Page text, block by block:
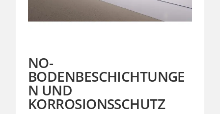
NO-
BODENBESCHICHTUNGE
N UND
KORROSIONSSCHUTZ